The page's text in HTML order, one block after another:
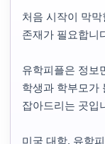
처음 시작이 막
존재가 필요합니
유학피플은 정보
학생과 학부모가
잡아드리는 곳입
미국 대학, 유학